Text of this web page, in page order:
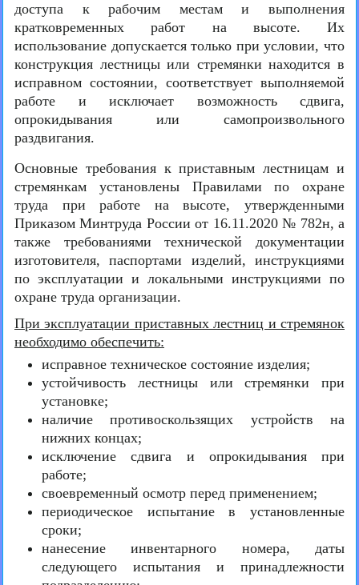
доступа к рабочим местам и выполнения
кратковременных работ на высоте. Их
использование допускается только при условии, что
конструкция лестницы или стремянки находится в
исправном состоянии, соответствует выполняемой
работе и исключает возможность сдвига,
опрокидывания или самопроизвольного
раздвигания.
Основные требования к приставным лестницам и
стремянкам установлены Правилами по охране
труда при работе на высоте, утвержденными
Приказом Минтруда России от 16.11.2020 № 782н, а
также требованиями технической документации
изготовителя, паспортами изделий, инструкциями
по эксплуатации и локальными инструкциями по
охране труда организации.
При эксплуатации приставных лестниц и стремянок
необходимо обеспечить:
исправное техническое состояние изделия;
устойчивость лестницы или стремянки при
установке;
наличие противоскользящих устройств на
нижних концах;
исключение сдвига и опрокидывания при
работе;
своевременный осмотр перед применением;
периодическое испытание в установленные
сроки;
нанесение инвентарного номера, даты
следующего испытания и принадлежности